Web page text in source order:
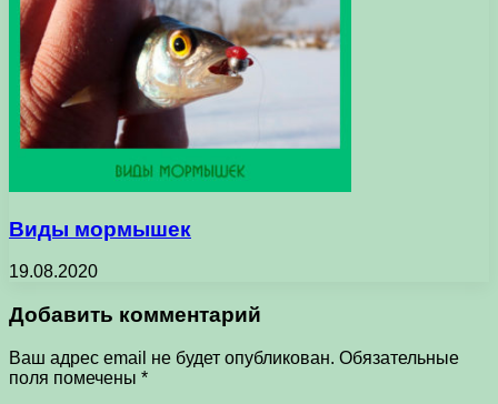
Виды мормышек
19.08.2020
Добавить комментарий
Ваш адрес email не будет опубликован. Обязательные
поля помечены *